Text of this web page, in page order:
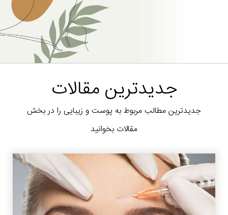
جدیدترین مقالات
جدیدترین مطالب مربوط به پوست و زیبایی را در بخش
مقالات بخوانید